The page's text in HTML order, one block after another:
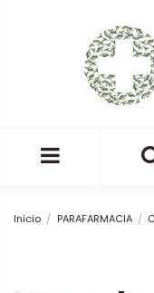
Inicio PARAFARMACIA